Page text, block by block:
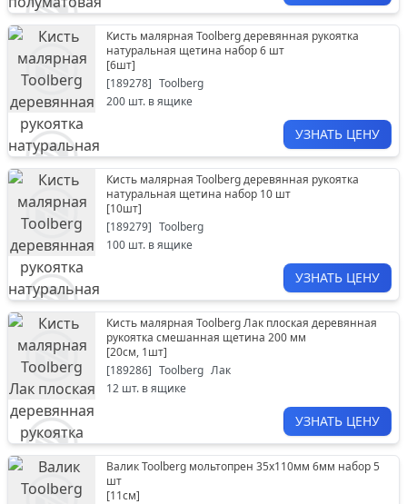
Кисть малярная Toolberg деревянная рукоятка
натуральная щетина набор 6 шт
[6шт]
[189278] Toolberg
200 шт. в ящике
УЗНАТЬ ЦЕНУ
Кисть малярная Toolberg деревянная рукоятка
натуральная щетина набор 10 шт
[10шт]
[189279] Toolberg
100 шт. в ящике
УЗНАТЬ ЦЕНУ
Кисть малярная Toolberg Лак плоская деревянная
рукоятка смешанная щетина 200 мм
[20см, 1шт]
[189286] Toolberg Лак
12 шт. в ящике
УЗНАТЬ ЦЕНУ
Валик Toolberg мольтопрен 35х110мм 6мм набор 5
шт
[11см]